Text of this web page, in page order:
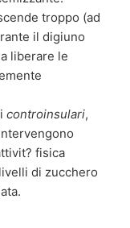
troppo (ad
il digiuno
liberare le
controinsulari,
fisica
di zucchero